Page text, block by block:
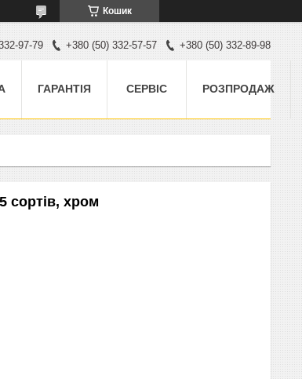
Кошик
97-79 +380 (50) 332-57-57 +380 (50) 332-89-98
ГАРАНТІЯ СЕРВІС РОЗПРОДАЖ
сортів, хром